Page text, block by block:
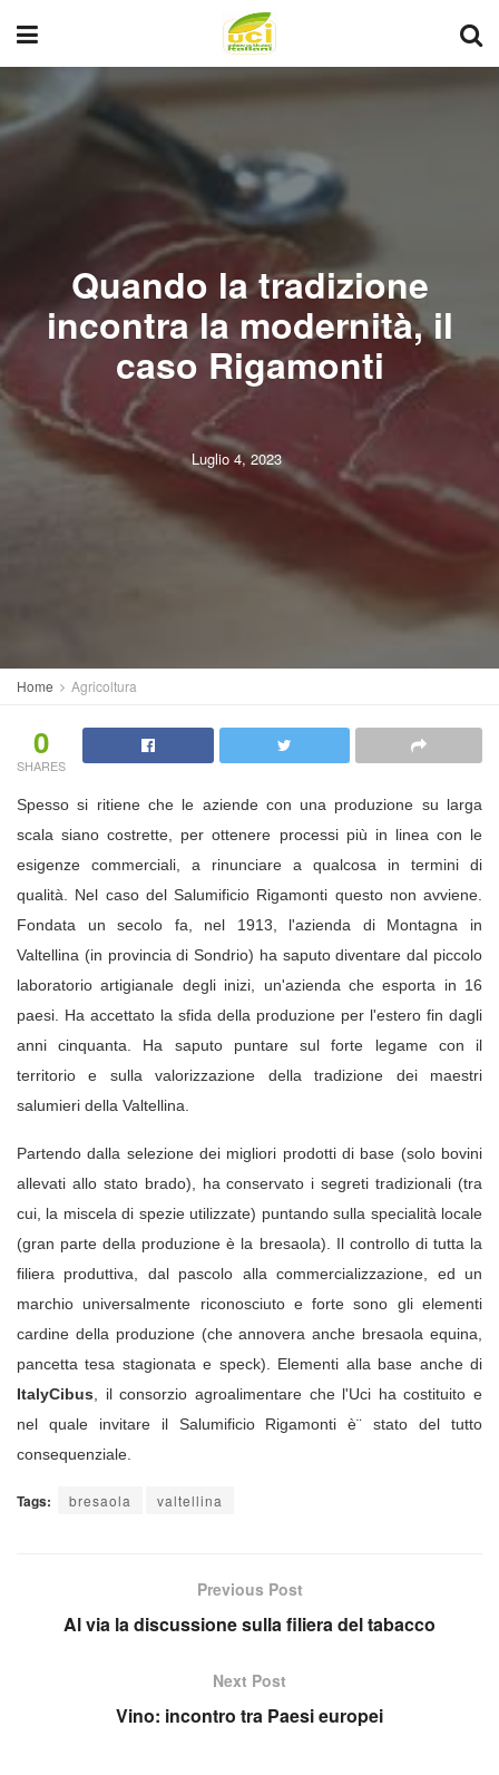
Quando la tradizione
incontra la modernità, il
caso Rigamonti
Luglio 4, 2023
Home Agricoltura
0
SHARES
Spesso si ritiene che le aziende con una produzione su larga
scala siano costrette, per ottenere processi più in linea con le
esigenze commerciali, a rinunciare a qualcosa in termini di
qualità. Nel caso del Salumificio Rigamonti questo non avviene.
Fondata un secolo fa, nel 1913, l'azienda di Montagna in
Valtellina (in provincia di Sondrio) ha saputo diventare dal piccolo
laboratorio artigianale degli inizi, un'azienda che esporta in 16
paesi. Ha accettato la sfida della produzione per l'estero fin dagli
anni cinquanta. Ha saputo puntare sul forte legame con il
territorio e sulla valorizzazione della tradizione dei maestri
salumieri della Valtellina.
Partendo dalla selezione dei migliori prodotti di base (solo bovini
allevati allo stato brado), ha conservato i segreti tradizionali (tra
cui, la miscela di spezie utilizzate) puntando sulla specialità locale
(gran parte della produzione è la bresaola). Il controllo di tutta la
filiera produttiva, dal pascolo alla commercializzazione, ed un
marchio universalmente riconosciuto e forte sono gli elementi
cardine della produzione (che annovera anche bresaola equina,
pancetta tesa stagionata e speck). Elementi alla base anche di
ItalyCibus , il consorzio agroalimentare che l'Uci ha costituito e
nel quale invitare il Salumificio Rigamonti è¨ stato del tutto
consequenziale.
Tags: bresaola valtellina
Previous Post
Al via la discussione sulla filiera del tabacco
Next Post
Vino: incontro tra Paesi europei